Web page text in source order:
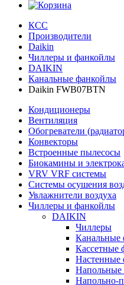
КСС
Производители
Daikin
Чиллеры и фанкойлы
DAIKIN
Канальные фанкойлы
Daikin FWB07BTN
Кондиционеры
Вентиляция
Обогреватели
Конвекторы
Встроенные пылесосы
Биокамины и
VRV VRF системы
Системы осушения
Увлажнители воздуха
Чиллеры и фанкойлы
DAIKIN
Чиллеры
Канальные
Кассетные
Настенные
Напольные
Напольно-